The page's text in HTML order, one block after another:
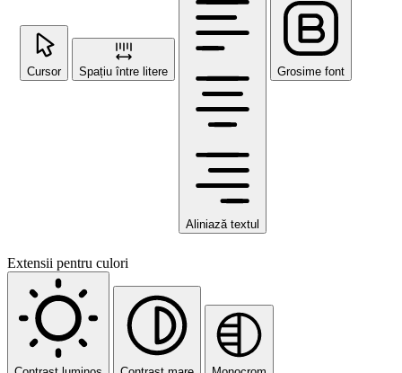
Cursor Spațiu între litere
Aliniază textul
Grosime font
Extensii pentru culori